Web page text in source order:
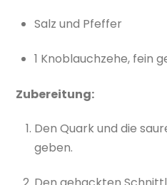
Salz und Pfeffer
1 Knoblauchzehe, fein
Zubereitung:
Den Quark und die
geben.